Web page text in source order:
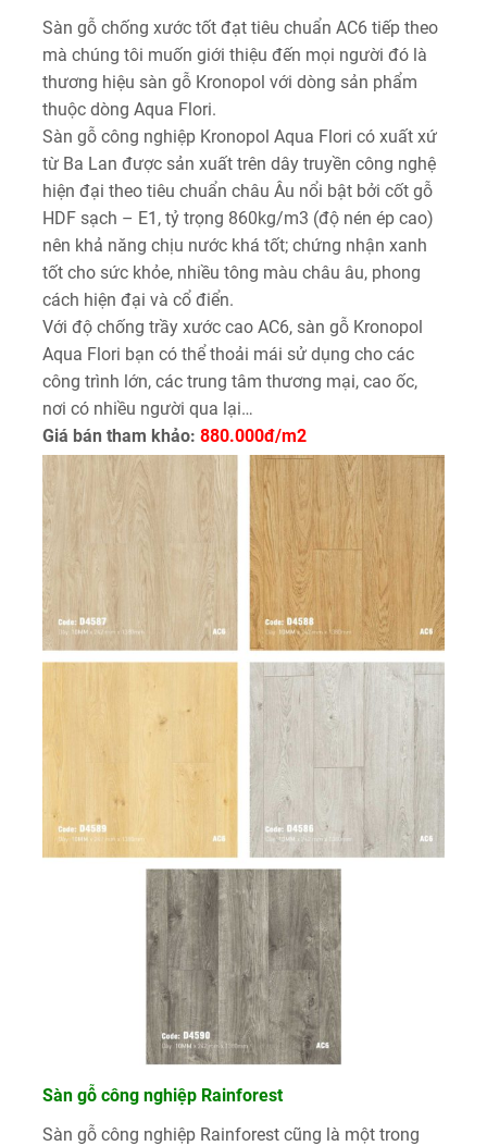
Sàn gỗ chống xước tốt đạt tiêu chuẩn AC6 tiếp theo
mà chúng tôi muốn giới thiệu đến mọi người đó là
thương hiệu sàn gỗ Kronopol với dòng sản phẩm
thuộc dòng Aqua Flori.
Sàn gỗ công nghiệp Kronopol Aqua Flori có xuất xứ
từ Ba Lan được sản xuất trên dây truyền công nghệ
hiện đại theo tiêu chuẩn châu Âu nổi bật bởi cốt gỗ
HDF sạch – E1, tỷ trọng 860kg/m3 (độ nén ép cao)
nên khả năng chịu nước khá tốt; chứng nhận xanh
tốt cho sức khỏe, nhiều tông màu châu âu, phong
cách hiện đại và cổ điển.
Với độ chống trầy xước cao AC6, sàn gỗ Kronopol
Aqua Flori bạn có thể thoải mái sử dụng cho các
công trình lớn, các trung tâm thương mại, cao ốc,
nơi có nhiều người qua lại…
Giá bán tham khảo: 880.000đ/m2
Sàn gỗ công nghiệp Rainforest
Sàn gỗ công nghiệp Rainforest cũng là một trong